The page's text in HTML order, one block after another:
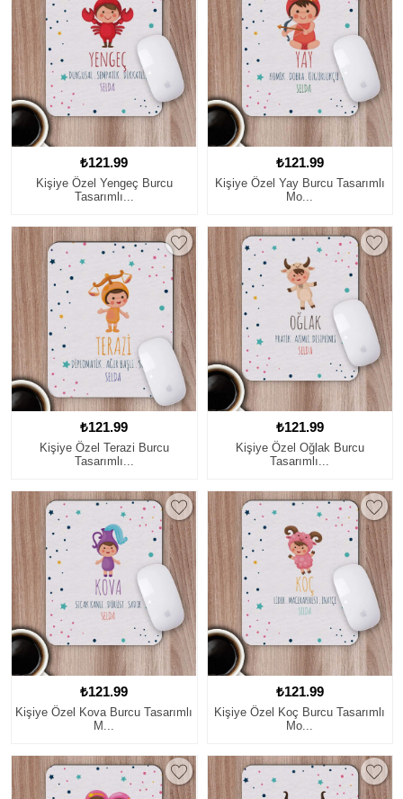
₺121.99
Kişiye Özel Yengeç Burcu
Tasarımlı...
₺121.99
Kişiye Özel Yay Burcu Tasarımlı
Mo...
₺121.99
Kişiye Özel Terazi Burcu
Tasarımlı...
₺121.99
Kişiye Özel Oğlak Burcu
Tasarımlı...
₺121.99
Kişiye Özel Kova Burcu Tasarımlı
M...
₺121.99
Kişiye Özel Koç Burcu Tasarımlı
Mo...